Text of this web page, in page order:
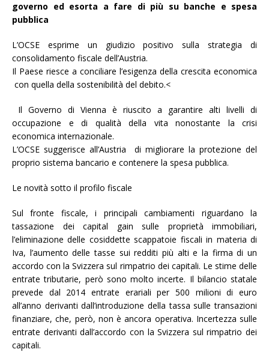
governo ed esorta a fare di più su banche e spesa
pubblica
L’OCSE esprime un giudizio positivo sulla strategia di
consolidamento fiscale dell’Austria.
Il Paese riesce a conciliare l’esigenza della crescita economica
con quella della sostenibilità del debito.<
Il Governo di Vienna è riuscito a garantire alti livelli di
occupazione e di qualità della vita nonostante la crisi
economica internazionale.
L’OCSE suggerisce all’Austria di migliorare la protezione del
proprio sistema bancario e contenere la spesa pubblica.
Le novità sotto il profilo fiscale
Sul fronte fiscale, i principali cambiamenti riguardano la
tassazione dei capital gain sulle proprietà immobiliari,
l’eliminazione delle cosiddette scappatoie fiscali in materia di
Iva, l’aumento delle tasse sui redditi più alti e la firma di un
accordo con la Svizzera sul rimpatrio dei capitali. Le stime delle
entrate tributarie, però sono molto incerte. Il bilancio statale
prevede dal 2014 entrate erariali per 500 milioni di euro
all’anno derivanti dall’introduzione della tassa sulle transazioni
finanziare, che, però, non è ancora operativa. Incertezza sulle
entrate derivanti dall’accordo con la Svizzera sul rimpatrio dei
capitali.